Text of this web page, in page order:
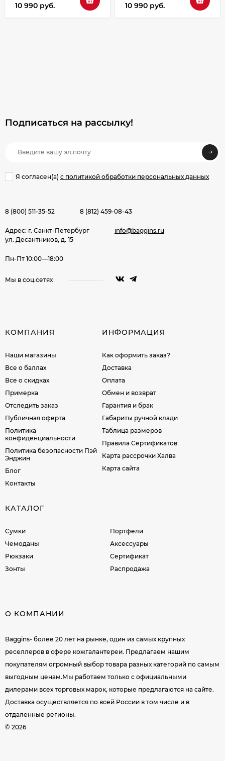
10 990 руб. 10 990 руб.
Подписаться на рассылкy!
Я согласен(a) с политикой обработки персональных данных
8 (800) 511-35-52 8 (812) 459-08-43
Адрес: г. Санкт-Петербург
ул. Десантников, д. 15
info@baggins.ru
Пн-Пт 10:00—18:00
Мы в соц.сетях
КОМПАНИЯ
Наши магазины
Все о баллах
Все о скидках
Примерка
Отследить заказ
Публичная оферта
Политика
конфиденциальности
Политика безопасности Пэй
Энджин
Блог
Контакты
ИНФОРМАЦИЯ
Как оформить заказ?
Доставка
Оплата
Обмен и возврат
Гарантия и брак
Габариты ручной клади
Таблица размеров
Правила Сертификатов
Карта рассрочки Халва
Карта сайта
КАТАЛОГ
Сумки
Чемоданы
Рюкзаки
Зонты
Портфели
Аксессуары
Сертификат
Распродажа
О КОМПАНИИ
Baggins- более 20 лет на рынке, один из самых крупных
реселлеров в сфере кожгалантереи. Предлагаем нашим
покупателям огромный выбор товара разных категорий по самым
выгодным ценам.Мы работаем только с официальными
дилерами всех торговых марок, которые предлагаются на сайте.
Доставка осуществляется по всей России в том числе и в
отдаленные регионы.
© 2026